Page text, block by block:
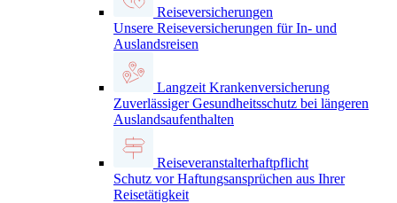
Reiseversicherungen
Unsere Reiseversicherungen für In- und
Auslandsreisen
Langzeit Krankenversicherung
Zuverlässiger Gesundheitsschutz bei längeren
Auslandsaufenthalten
Reiseveranstalterhaftpflicht
Schutz vor Haftungsansprüchen aus Ihrer
Reisetätigkeit